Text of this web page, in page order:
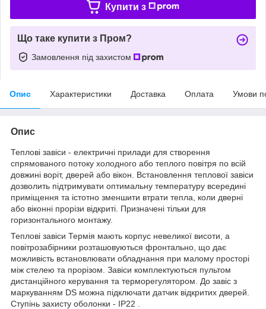
Купити з
Що таке купити з Пром?
Замовлення під захистом
Опис Характеристики Доставка Оплата Умови
Опис
Теплові завіси - електричні прилади для створення
спрямованого потоку холодного або теплого повітря по всій
довжині воріт, дверей або вікон. Встановлення теплової завіси
дозволить підтримувати оптимальну температуру всередині
приміщення та істотно зменшити втрати тепла, коли дверні
або віконні прорізи відкриті. Призначені тільки для
горизонтального монтажу.
Теплові завіси Термія мають корпус невеликої висоти, а
повітрозабірники розташовуються фронтально, що дає
можливість встановлювати обладнання при малому просторі
між стелею та прорізом. Завіси комплектуються пультом
дистанційного керування та терморегулятором. До завіс з
маркуванням DS можна підключати датчик відкритих дверей.
Ступінь захисту оболонки - IP22 .